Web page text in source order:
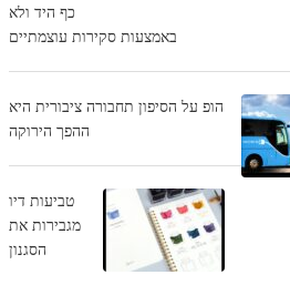
כף היד ולא
באמצעות סקירות עוצמתיים
הופ על הסיפון תחבורה ציבורית היא
ההפך הירוקה
טביעות דיו
מגבירות את
הסגנון